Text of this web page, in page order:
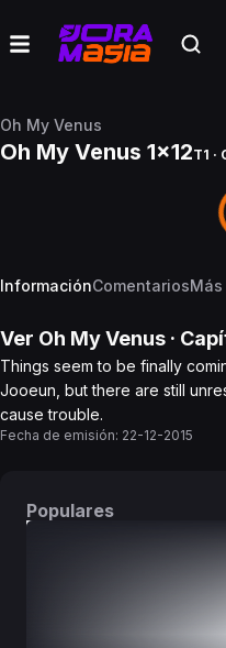
Oh My Venus
Oh My Venus 1x12T1 ·
InformaciónComentarios
Ver Oh My Venus ·
Things seem to be finally
Jooeun, but there are still
cause trouble.
Fecha de emisión: 22-12-2015
Populares